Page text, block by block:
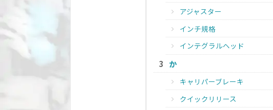
アジャスター
インチ規格
インテグラルヘッド
か
キャリパーブレーキ
クイックリリース